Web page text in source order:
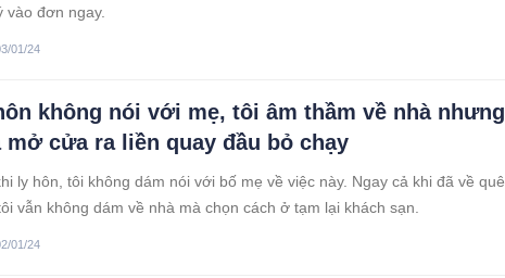
vào đơn ngay.
01/24
không nói với mẹ, tôi âm thầm về nhà nhưng
mở cửa ra liền quay đầu bỏ chạy
ly hôn, tôi không dám nói với bố mẹ về việc này. Ngay cả khi đã về quê
vẫn không dám về nhà mà chọn cách ở tạm lại khách sạn.
01/24